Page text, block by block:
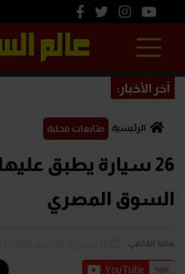
آخر الأخبار:
الرئيسية متابعات محلية
26 سيارة يطبق
السوق المصري
هالة القاضي